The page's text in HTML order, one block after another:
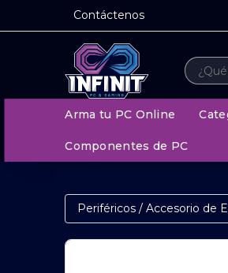
Contáctenos
Arma tu PC Online
Componentes de PC
Periféricos /Accesorio de